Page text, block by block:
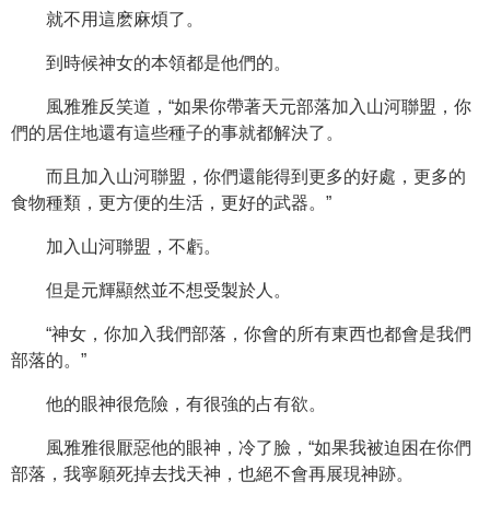
就不用這麽麻煩了。
到時候神女的本領都是他們的。
風雅雅反笑道，“如果你帶著天元部落加入山河聯盟，你
們的居住地還有這些種子的事就都解決了。
而且加入山河聯盟，你們還能得到更多的好處，更多的
食物種類，更方便的生活，更好的武器。”
加入山河聯盟，不虧。
但是元輝顯然並不想受製於人。
“神女，你加入我們部落，你會的所有東西也都會是我們
部落的。”
他的眼神很危險，有很強的占有欲。
風雅雅很厭惡他的眼神，冷了臉，“如果我被迫困在你們
部落，我寧願死掉去找天神，也絕不會再展現神跡。